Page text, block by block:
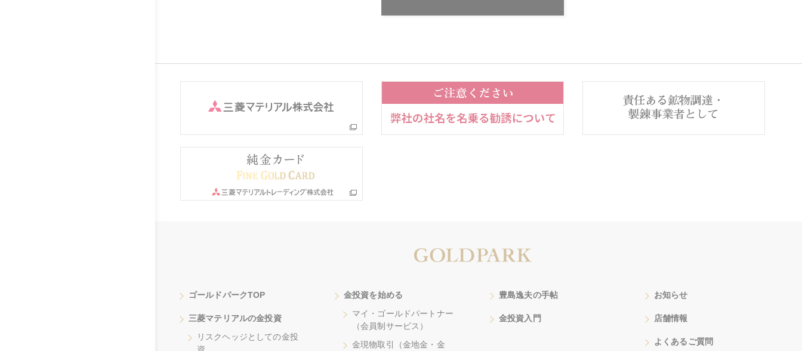
ゴールドパークTOP
三菱マテリアルの金投資
リスクヘッジとしての金投
金投資を始める
マイ・ゴールドパートナー
（会員制サービス）
金現物取引（金地金・金
豊島逸夫の手帖
金投資入門
お知らせ
店舗情報
よくあるご質問